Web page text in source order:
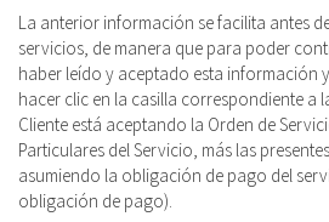
La anterior información se facilita antes
servicios, de manera que para poder
haber leído y aceptado esta información
hacer clic en la casilla correspondiente a
Cliente está aceptando la Orden de
Particulares del Servicio, más las
asumiendo la obligación de pago del
obligación de pago).